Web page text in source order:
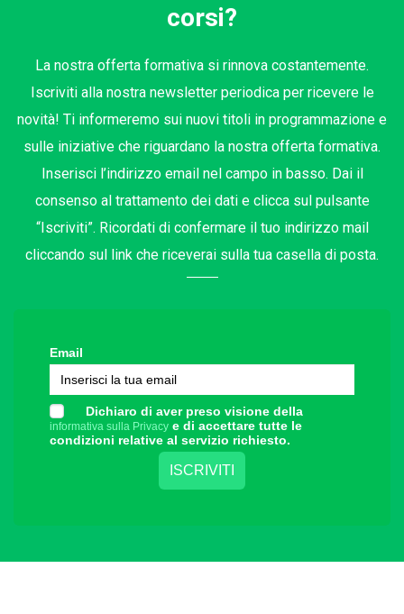
corsi?
La nostra offerta formativa si rinnova costantemente.
Iscriviti alla nostra newsletter periodica per ricevere le
novità! Ti informeremo sui nuovi titoli in programmazione e
sulle iniziative che riguardano la nostra offerta formativa.
Inserisci l’indirizzo email nel campo in basso. Dai il
consenso al trattamento dei dati e clicca sul pulsante
“Iscriviti”. Ricordati di confermare il tuo indirizzo mail
cliccando sul link che riceverai sulla tua casella di posta.
Email
Dichiaro di aver preso visione della
informativa sulla Privacy e di accettare tutte le
condizioni relative al servizio richiesto.